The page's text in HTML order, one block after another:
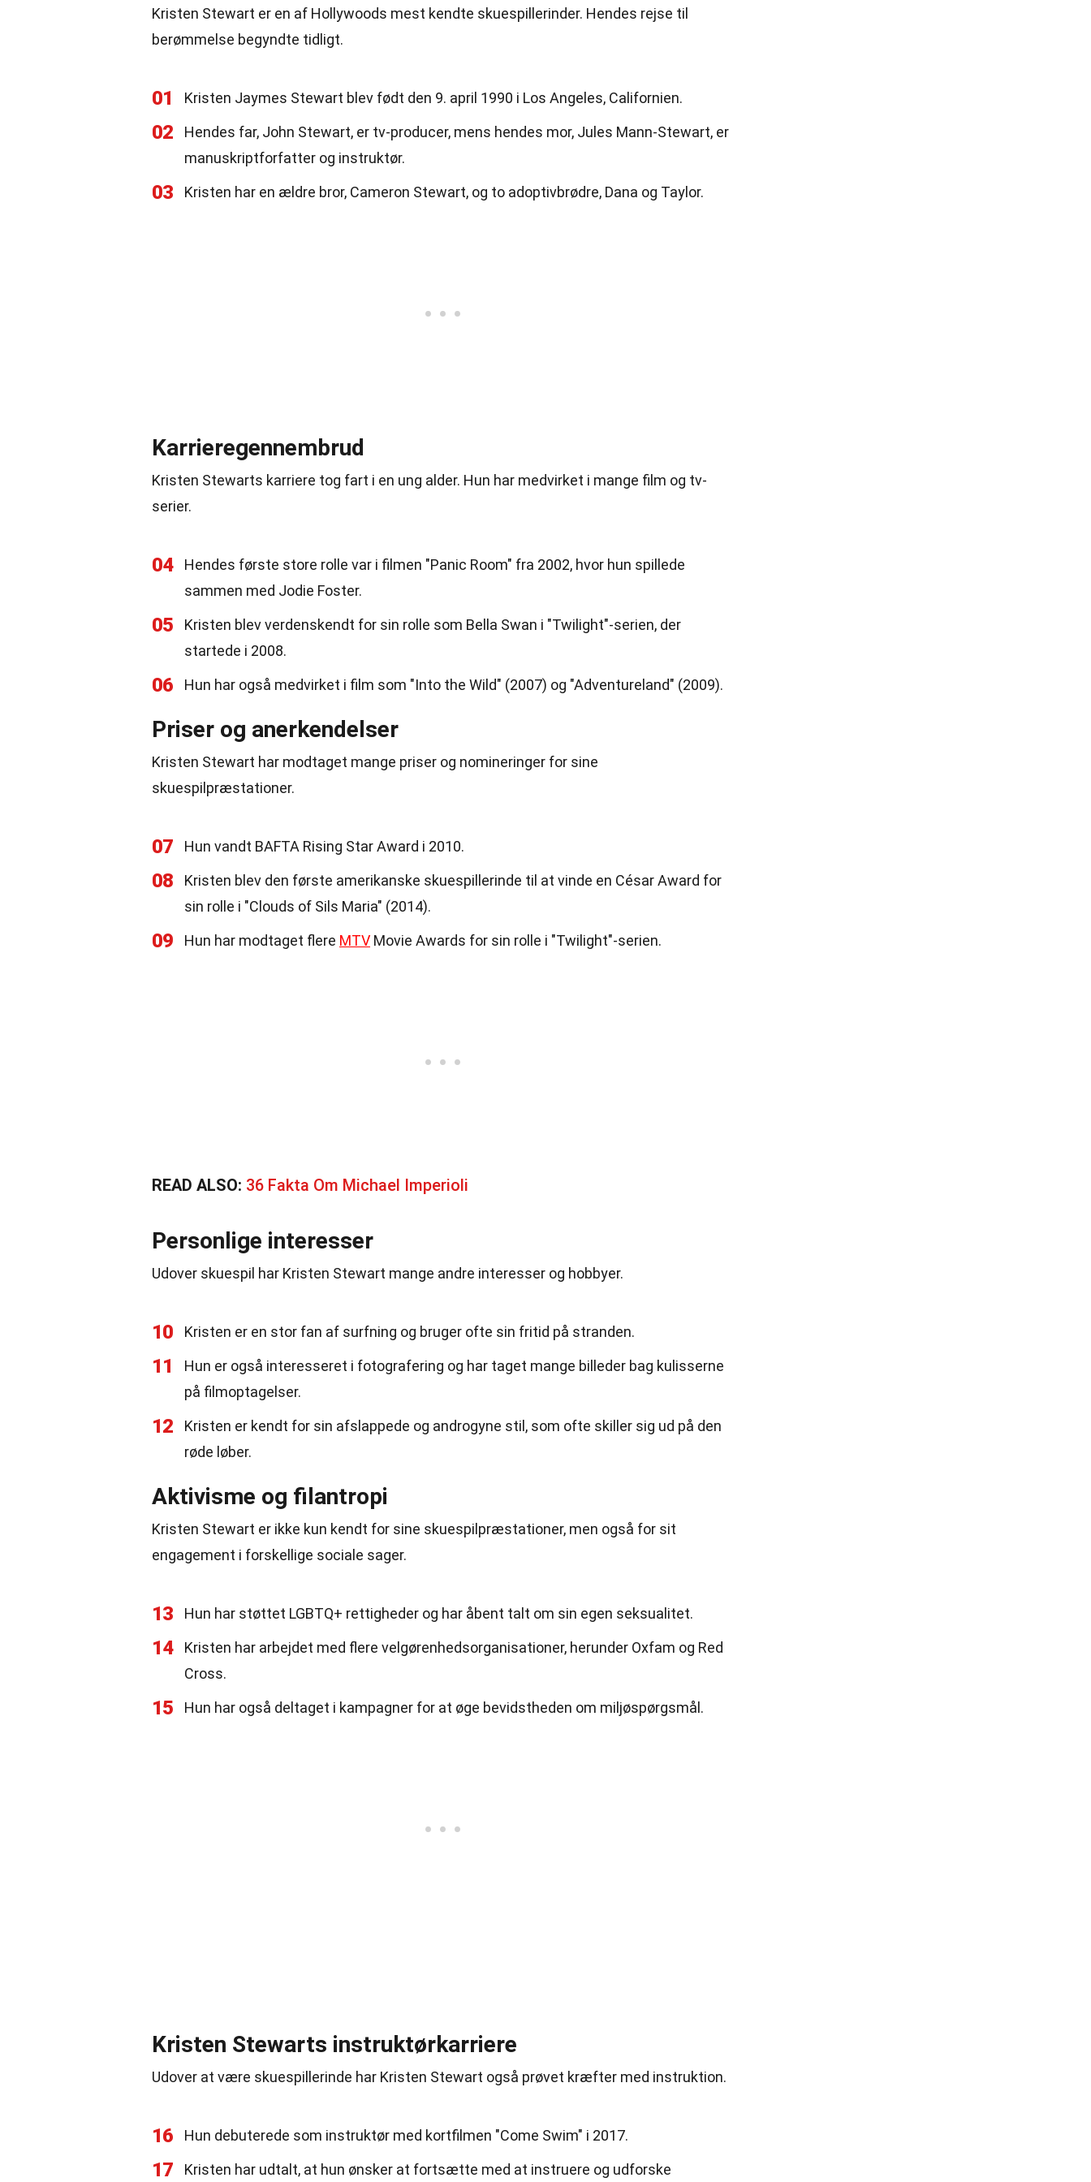
Kristen Stewart er en af Hollywoods mest kendte skuespillerinder. Hendes rejse til
berømmelse begyndte tidligt.
01 Kristen Jaymes Stewart blev født den 9. april 1990 i Los Angeles, Californien.
02
Hendes far, John Stewart, er tv-producer, mens hendes mor, Jules Mann-Stewart, er
manuskriptforfatter og instruktør.
03 Kristen har en ældre bror, Cameron Stewart, og to adoptivbrødre, Dana og Taylor.
Karrieregennembrud
Kristen Stewarts karriere tog fart i en ung alder. Hun har medvirket i mange film og tv-
serier.
04
Hendes første store rolle var i filmen "Panic Room" fra 2002, hvor hun spillede
sammen med Jodie Foster.
05
Kristen blev verdenskendt for sin rolle som Bella Swan i "Twilight"-serien, der
startede i 2008.
06 Hun har også medvirket i film som "Into the Wild" (2007) og "Adventureland" (2009).
Priser og anerkendelser
Kristen Stewart har modtaget mange priser og nomineringer for sine
skuespilpræstationer.
07 Hun vandt BAFTA Rising Star Award i 2010.
08
Kristen blev den første amerikanske skuespillerinde til at vinde en César Award for
sin rolle i "Clouds of Sils Maria" (2014).
09 Hun har modtaget flere MTV Movie Awards for sin rolle i "Twilight"-serien.
READ ALSO: 36 Fakta Om Michael Imperioli
Personlige interesser
Udover skuespil har Kristen Stewart mange andre interesser og hobbyer.
10 Kristen er en stor fan af surfning og bruger ofte sin fritid på stranden.
11
Hun er også interesseret i fotografering og har taget mange billeder bag kulisserne
på filmoptagelser.
12
Kristen er kendt for sin afslappede og androgyne stil, som ofte skiller sig ud på den
røde løber.
Aktivisme og filantropi
Kristen Stewart er ikke kun kendt for sine skuespilpræstationer, men også for sit
engagement i forskellige sociale sager.
13 Hun har støttet LGBTQ+ rettigheder og har åbent talt om sin egen seksualitet.
14
Kristen har arbejdet med flere velgørenhedsorganisationer, herunder Oxfam og Red
Cross.
15 Hun har også deltaget i kampagner for at øge bevidstheden om miljøspørgsmål.
Kristen Stewarts instruktørkarriere
Udover at være skuespillerinde har Kristen Stewart også prøvet kræfter med instruktion.
16 Hun debuterede som instruktør med kortfilmen "Come Swim" i 2017.
17 Kristen har udtalt, at hun ønsker at fortsætte med at instruere og udforske